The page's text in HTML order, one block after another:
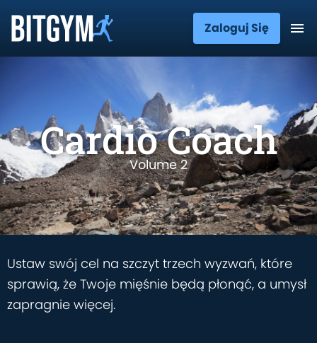
Zaloguj Się
Cardio Coach
Volume 2
Ustaw swój cel na szczyt trzech wyzwań, które
sprawią, że Twoje mięśnie będą płonąć, a umysł
zapragnie więcej.